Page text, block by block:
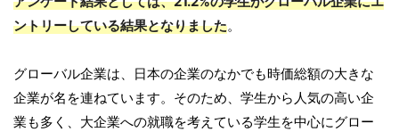
ントリーしている結果となりました。
グローバル企業は、日本の企業のなかでも時価総額の大きな
企業が名を連ねています。そのため、学生から人気の高い企
業も多く、大企業への就職を考えている学生を中心にグロー